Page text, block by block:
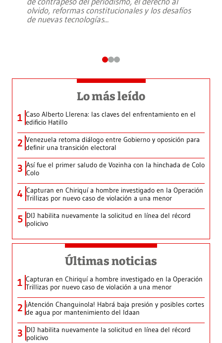
olvido, reformas constitucionales y los desafíos
de nuevas tecnologías...
Lo más leído
1 Caso Alberto Llerena: las claves del enfrentamiento en el
edificio Hatillo
2 Venezuela retoma diálogo entre Gobierno y oposición para
definir una transición electoral
3 Así fue el primer saludo de Vozinha con la hinchada de Colo
Colo
4 Capturan en Chiriquí a hombre investigado en la Operación
Trillizas por nuevo caso de violación a una menor
5 DIJ habilita nuevamente la solicitud en línea del récord
policivo
Últimas noticias
1 Capturan en Chiriquí a hombre investigado en la Operación
Trillizas por nuevo caso de violación a una menor
2 ¡Atención Changuinola! Habrá baja presión y posibles cortes
de agua por mantenimiento del Idaan
3 DIJ habilita nuevamente la solicitud en línea del récord
policivo